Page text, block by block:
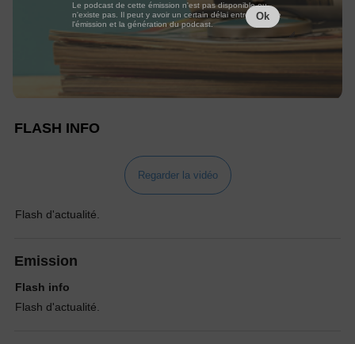
FLASH INFO
Regarder la vidéo
Flash d'actualité.
Emission
Flash info
Flash d'actualité.
Le podcast de cette émission n'est pas disponible ou
n'existe pas. Il peut y avoir un certain délai entre la fin de
l'émission et la génération du podcast.
Ok